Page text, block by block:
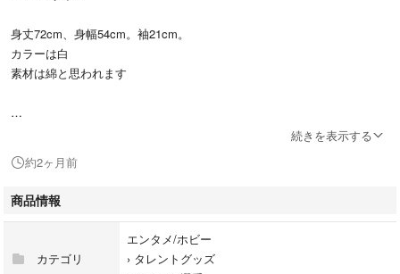
身丈72cm、身幅54cm。袖21cm。
カラーは白
素材は綿と思われます
平置きで採寸しておりますので、誤差はあります。ご了承下さい。
環境保護のため、梱包材は再利用しています。気になる方はご購入をお控
え下さい。
#松井
続きを表示する
約2ヶ月前
商品情報
カテゴリ
エンタメ/ホビー
› タレントグッズ